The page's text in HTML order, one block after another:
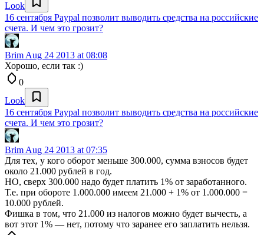
Look
16 сентября Paypal позволит выводить средства на российские
счета. И чем это грозит?
Brim Aug 24 2013 at 08:08
Хорошо, если так :)
0
Look
16 сентября Paypal позволит выводить средства на российские
счета. И чем это грозит?
Brim Aug 24 2013 at 07:35
Для тех, у кого оборот меньше 300.000, сумма взносов будет
около 21.000 рублей в год.
НО, сверх 300.000 надо будет платить 1% от заработанного.
Т.е. при обороте 1.000.000 имеем 21.000 + 1% от 1.000.000 =
10.000 рублей.
Фишка в том, что 21.000 из налогов можно будет вычесть, а
вот этот 1% — нет, потому что заранее его заплатить нельзя.